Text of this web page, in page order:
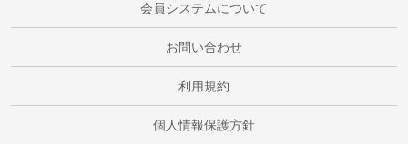
会員システムについて
お問い合わせ
利用規約
個人情報保護方針